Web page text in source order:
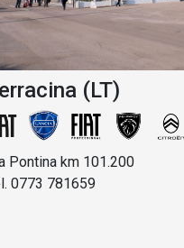
(LT)
Pontina km 101.200
0773 781659